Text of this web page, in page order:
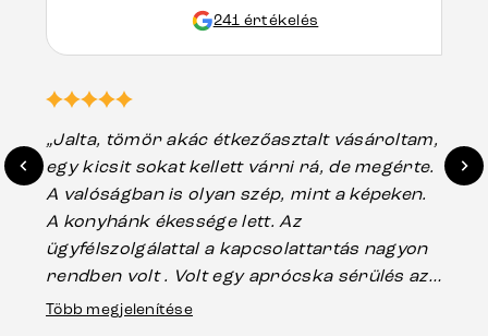
241 értékelés
„Jalta, tömör akác étkezőasztalt vásároltam,
egy kicsit sokat kellett várni rá, de megérte.
A valóságban is olyan szép, mint a képeken.
A konyhánk ékessége lett. Az
ügyfélszolgálattal a kapcsolattartás nagyon
rendben volt . Volt egy aprócska sérülés az
asztal talpánál, ami szállításkor
Több megjelenítése